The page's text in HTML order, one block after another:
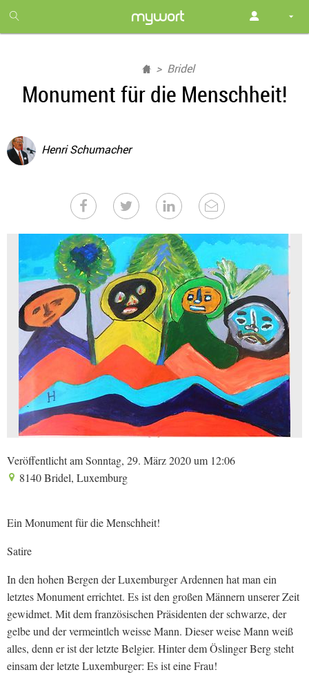
month
free
Bridel
Monument für die Menschheit!
Henri Schumacher
Veröffentlicht am Sonntag, 29. März 2020 um 12:06
8140 Bridel, Luxemburg
Ein Monument für die Menschheit!
Satire
In den hohen Bergen der Luxemburger Ardennen hat man ein
letztes Monument errichtet. Es ist den großen Männern unserer Zeit
gewidmet. Mit dem französischen Präsidenten der schwarze, der
gelbe und der vermeintlch weisse Mann. Dieser weise Mann weiß
alles, denn er ist der letzte Belgier. Hinter dem Öslinger Berg steht
einsam der letzte Luxemburger: Es ist eine Frau!